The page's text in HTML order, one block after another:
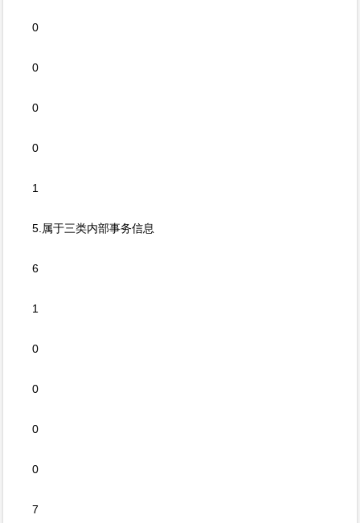
0
0
0
0
1
5.属于三类内部事务信息
6
1
0
0
0
0
7